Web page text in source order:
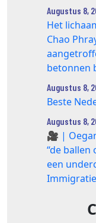
Augustus 8,
Het
Chao
betonnen
Augustus 8,
Beste
Augustus 8,
🎥 |
“de
een